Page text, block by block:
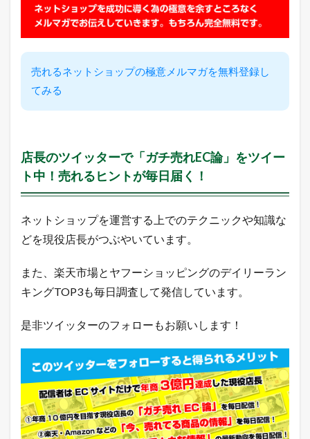
売れるネットショップの極意メルマガを無料登録し
てみる
店長のツイッターで「ガチ売れEC論」をツイー
ト中！売れるヒントが毎日届く！
ネットショップを運営する上でのテクニックや知識な
どを現役店長がつぶやいています。
また、楽天市場とヤフーショッピングのデイリーラン
キングTOP3も毎日調査して発信しています。
是非ツイッターのフォローもお願いします！